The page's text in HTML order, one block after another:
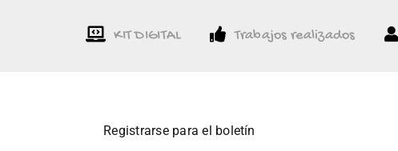
KIT DIGITAL Trabajos realizados
Registrarse para el boletín